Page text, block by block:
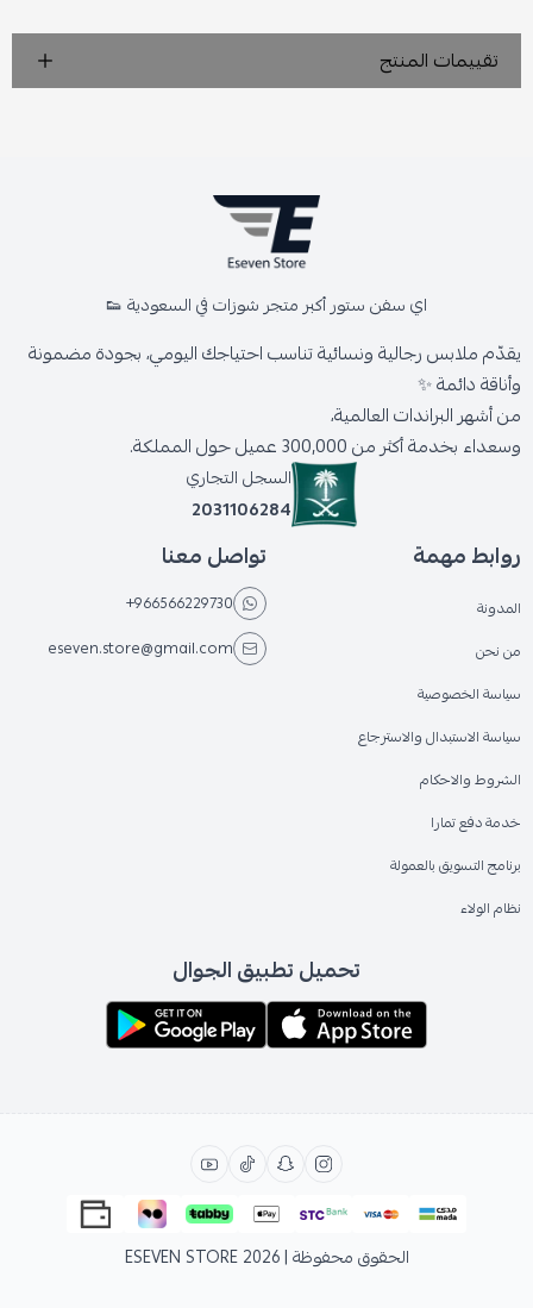
تقييمات المنتج
اي سفن ستور أكبر متجر شوزات في السعودية 👟
يقدّم ملابس رجالية ونسائية تناسب احتياجك اليومي، بجودة مضمونة
وأناقة دائمة ✨
من أشهر البراندات العالمية،
وسعداء بخدمة أكثر من 300,000 عميل حول المملكة.
السجل التجاري
2031106284
روابط مهمة
المدونة
من نحن
سياسة الخصوصية
سياسة الاستبدال والاسترجاع
الشروط والاحكام
خدمة دفع تمارا
برنامج التسويق بالعمولة
نظام الولاء
تواصل معنا
+966566229730
eseven.store@gmail.com
تحميل تطبيق الجوال
الحقوق محفوظة | 2026 ESEVEN STORE